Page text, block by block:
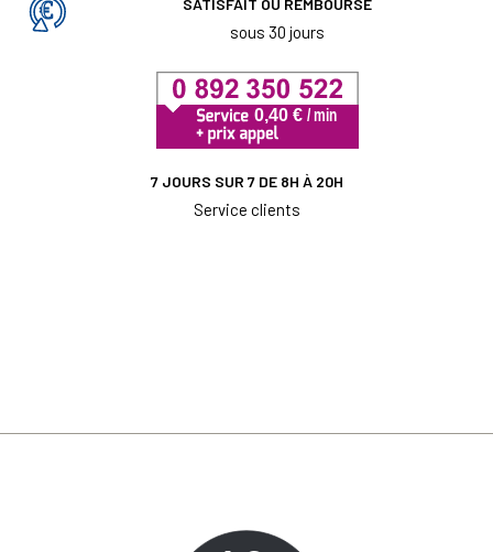
SATISFAIT OU REMBOURSÉ
sous 30 jours
7 JOURS SUR 7 DE 8H À 20H
Service clients